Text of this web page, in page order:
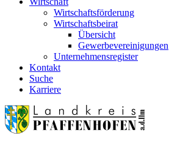
Wirtschaftsförderung
Wirtschaftsbeirat
Übersicht
Gewerbevereinigungen
Unternehmensregister
Kontakt
Suche
Karriere